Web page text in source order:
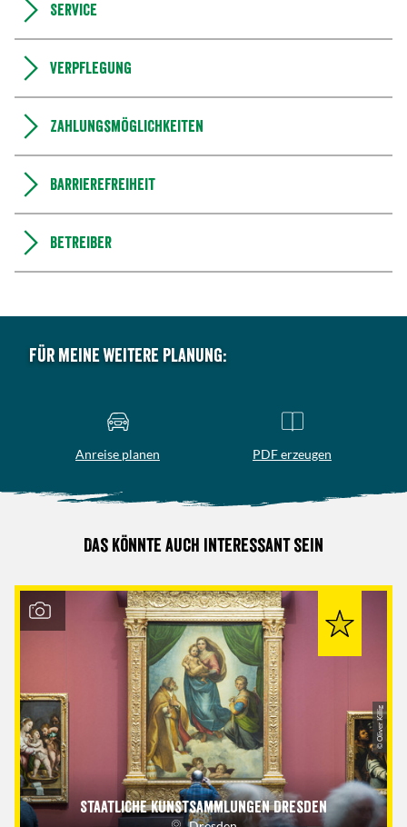
Service
Verpflegung
Zahlungsmöglichkeiten
Barrierefreiheit
Betreiber
Für meine weitere Planung:
Anreise planen PDF erzeugen
Das könnte auch interessant sein
Staatliche Kunstsammlungen Dresden
© Oliver Killig